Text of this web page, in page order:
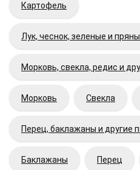
Картофель
Лук, чеснок, зеленые и
Морковь, свекла, редис и
Морковь Свекла
Перец, баклажаны и другие
Баклажаны Перец